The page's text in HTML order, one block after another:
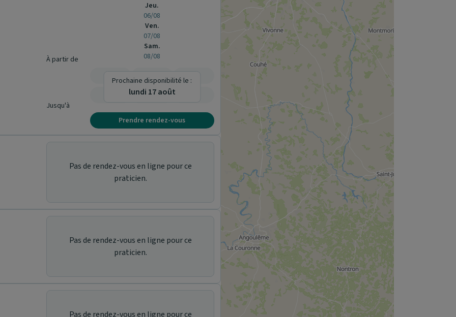
À partir de
Jusqu'à
Jeu.
06/08
Ven.
07/08
Sam.
08/08
-
Prochaine disponibilité le :
lundi 17 août
Prendre rendez-vous
Pas de rendez-vous en ligne pour ce
praticien.
Pas de rendez-vous en ligne pour ce
praticien.
Pas de rendez-vous en ligne pour ce